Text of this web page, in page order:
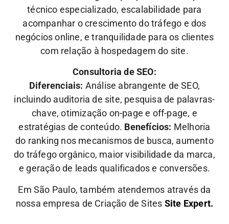
técnico especializado, escalabilidade para
acompanhar o crescimento do tráfego e dos
negócios online, e tranquilidade para os clientes
com relação à hospedagem do site.
Consultoria de SEO:
Diferenciais: Análise abrangente de SEO,
incluindo auditoria de site, pesquisa de palavras-
chave, otimização on-page e off-page, e
estratégias de conteúdo. Benefícios: Melhoria
do ranking nos mecanismos de busca, aumento
do tráfego orgânico, maior visibilidade da marca,
e geração de leads qualificados e conversões.
Em São Paulo, também atendemos através da
nossa empresa de Criação de Sites Site Expert.